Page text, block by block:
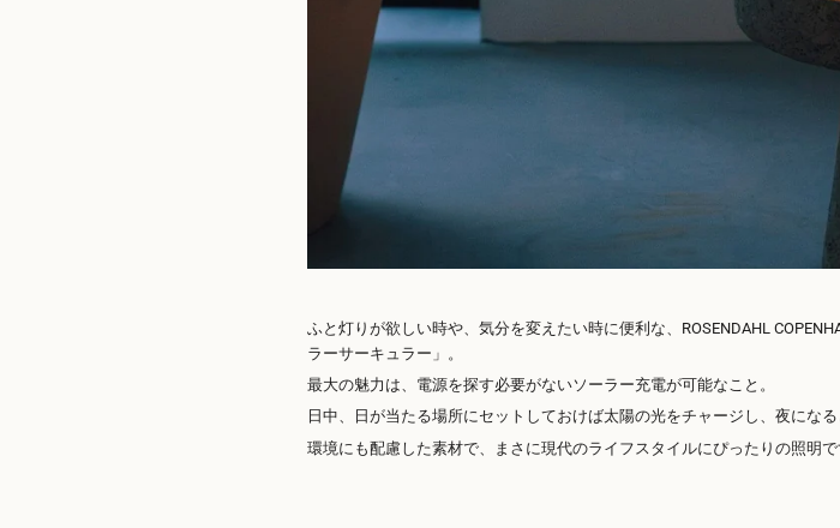
ふと灯りが欲しい時や、気分を変えたい時に便利な、ROSENDAHL
ラーサーキュラー」。
最大の魅力は、電源を探す必要がないソーラー充電が可能なこと。
日中、日が当たる場所にセットしておけば太陽の光をチャージし、夜にな
環境にも配慮した素材で、まさに現代のライフスタイルにぴったりの照明で